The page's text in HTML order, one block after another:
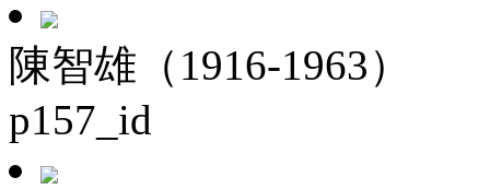
陳智雄（1916-1963）
p157_id